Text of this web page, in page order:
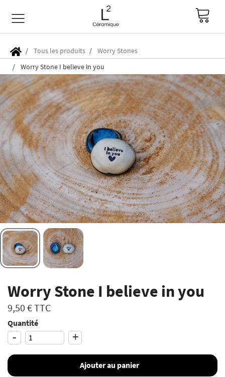
Tous les produits
Worry Stones
Worry Stone I believe in you
Worry Stone I believe in you
9,50 €TTC
Quantité
- +
Ajouter au panier